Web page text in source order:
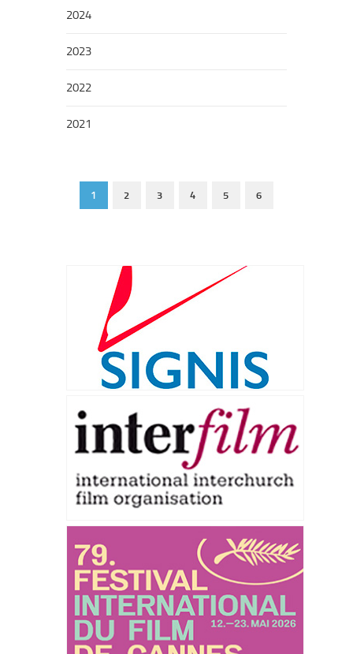
2024
2023
2022
2021
1 2 3 4 5 6